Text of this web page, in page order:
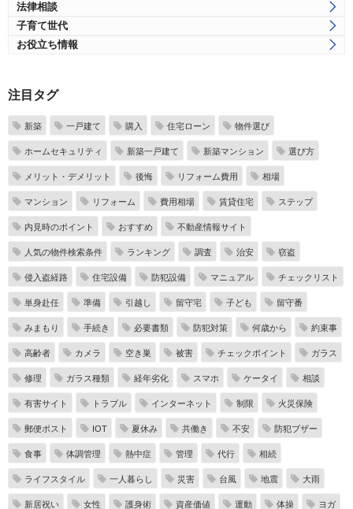
法律相談
子育て世代
お役立ち情報
注目タグ
新築 一戸建て 購入 住宅ローン 物件選び
ホームセキュリティ 新築一戸建て 新築マンション 選び方
メリット・デメリット 後悔 リフォーム費用 相場
マンション リフォーム 費用相場 賃貸住宅 ステップ
内見時のポイント おすすめ 不動産情報サイト
人気の物件検索条件 ランキング 調査 治安 窃盗
侵入盗経路 住宅設備 防犯設備 マニュアル チェックリスト
単身赴任 準備 引越し 留守宅 子ども 留守番
みまもり 手続き 必要書類 防犯対策 何歳から 約束事
高齢者 カメラ 空き巣 被害 チェックポイント ガラス
修理 ガラス種類 経年劣化 スマホ ケータイ 相談
有害サイト トラブル インターネット 制限 火災保険
郵便ポスト IOT 夏休み 共働き 不安 防犯ブザー
食事 体調管理 熱中症 管理 代行 相続
ライフスタイル 一人暮らし 災害 台風 地震 大雨
新居祝い 女性 護身術 資産価値 運動 体操 ヨガ